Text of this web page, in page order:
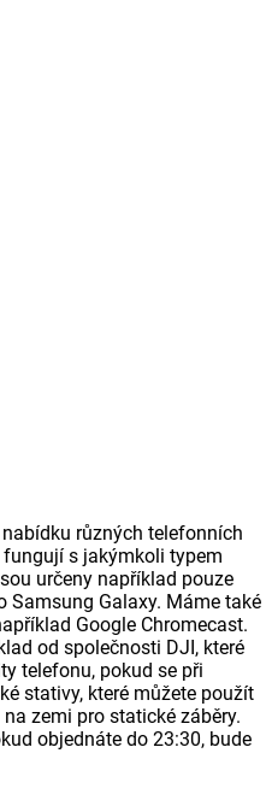
různých telefonních
s jakýmkoli typem
určeny například pouze
Samsung Galaxy. Máme také
Google Chromecast.
od společnosti DJI, které
telefonu, pokud se při
stativy, které můžete použít
zemi pro statické záběry.
objednáte do 23:30, bude